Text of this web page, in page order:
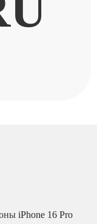
iPhone 16 Pro